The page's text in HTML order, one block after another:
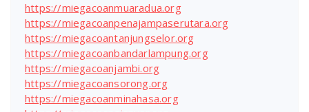
https://miegacoanmuaradua.org
https://miegacoanpenajampaserutara.org
https://miegacoantanjungselor.org
https://miegacoanbandarlampung.org
https://miegacoanjambi.org
https://miegacoansorong.org
https://miegacoanminahasa.org